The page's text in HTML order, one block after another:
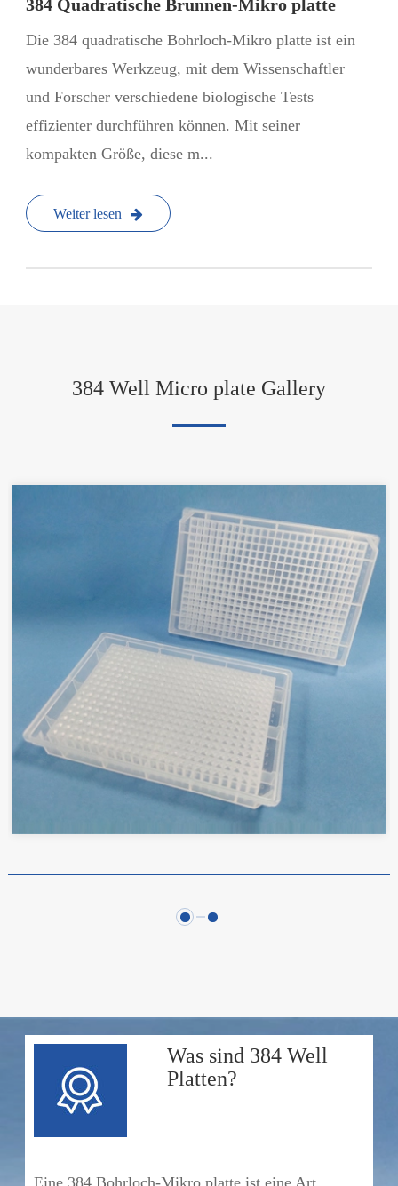
384 Quadratische Brunnen-Mikro platte
Die 384 quadratische Bohrloch-Mikro platte ist ein
wunderbares Werkzeug, mit dem Wissenschaftler
und Forscher verschiedene biologische Tests
effizienter durchführen können. Mit seiner
kompakten Größe, diese m...
Weiter lesen
384 Well Micro plate Gallery
Was sind 384 Well
Platten?
Eine 384 Bohrloch-Mikro platte ist eine Art